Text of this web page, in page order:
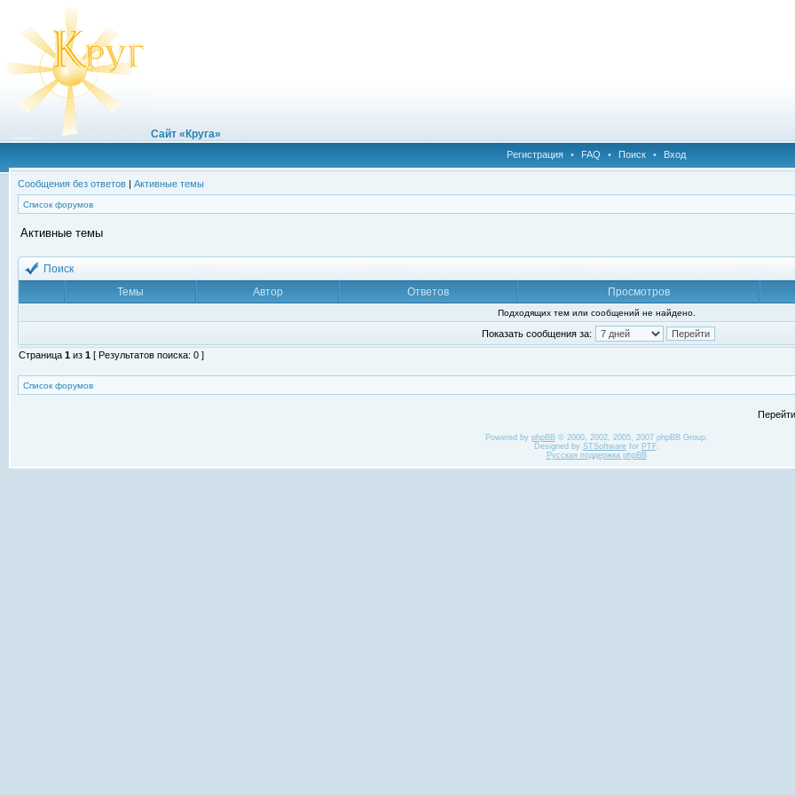
Сайт «Круга»
Регистрация • FAQ • Поиск • Вход
Сообщения без ответов | Активные темы
Список форумов
Активные темы
Поиск
Темы
Автор Ответов Просмотров
Подходящих тем или сообщений не найдено.
Показать сообщения за:
Страница 1 из 1 [ Результатов поиска: 0 ]
Список форумов
Powered by phpBB© 2000, 2002, 2005, 2007 phpBB Group.
Designed by STSoftwarefor PTF.
Русская поддержка phpBB